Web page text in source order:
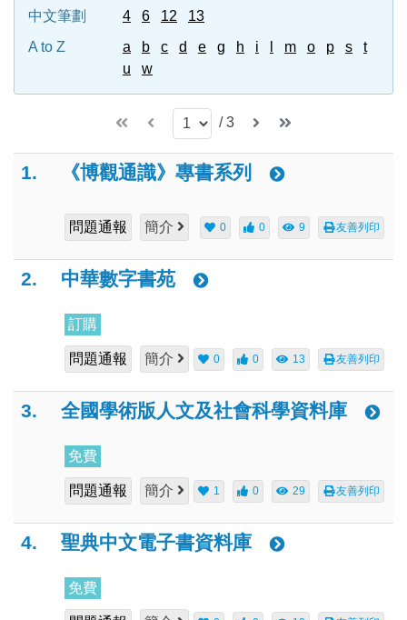
中文筆劃
4 6 12
13
A to Z
a b c d e g h i m o p s
t
u
w
/ 3
1. 《博觀通識》專書系列
問題通報 簡介 0 0 9 友善列印
2. 中華數字書苑
訂購
問題通報 簡介 0 0 13 友善列印
3. 全國學術版人文及社會科學資料庫
免費
問題通報 簡介 1 0 29 友善列印
4. 聖典中文電子書資料庫
免費